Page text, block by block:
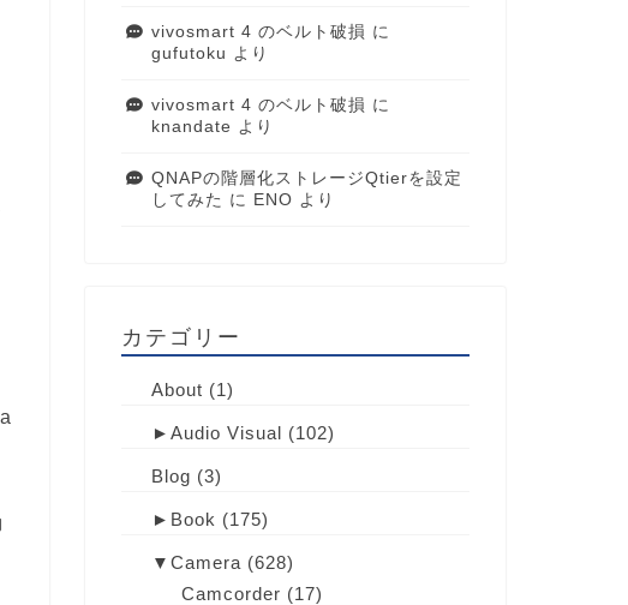
vivosmart 4 のベルト破損 に
gufutoku より
vivosmart 4 のベルト破損 に
knandate より
QNAPの階層化ストレージQtierを設定
してみた に ENO より
カテゴリー
About (1)
► Audio Visual (102)
Blog (3)
► Book (175)
▼ Camera (628)
Camcorder (17)